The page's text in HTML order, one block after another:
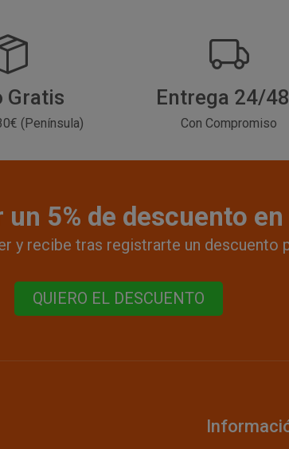
Gratis
(Península)
Entrega 24/
Con Compromiso
5% de descuento
y recibe tras registrarte un descuento
QUIERO EL DESCUENTO